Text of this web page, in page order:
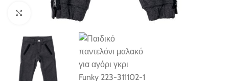
Click to enlarge